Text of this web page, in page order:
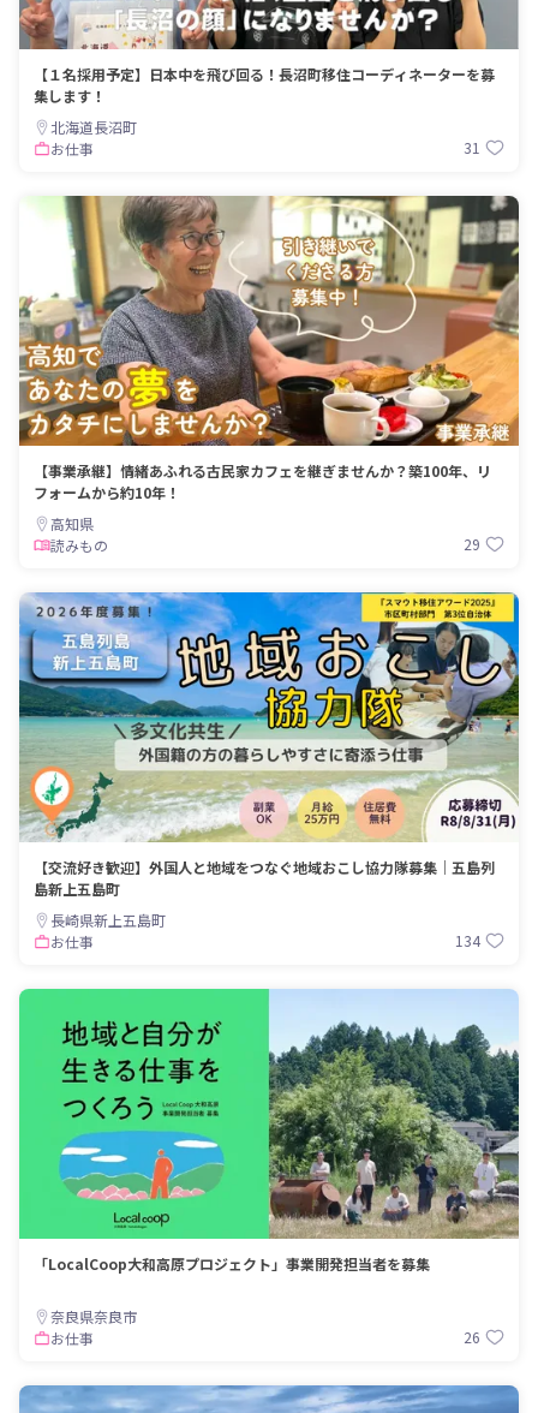
【１名採用予定】日本中を飛び回る！長沼町移住コーディネーターを募
集します！
北海道長沼町
お仕事
31
【事業承継】情緒あふれる古民家カフェを継ぎませんか？築100年、リ
フォームから約10年！
高知県
読みもの
29
【交流好き歓迎】外国人と地域をつなぐ地域おこし協力隊募集｜五島列
島新上五島町
長崎県新上五島町
お仕事
134
「LocalCoop大和高原プロジェクト」事業開発担当者を募集
奈良県奈良市
お仕事
26